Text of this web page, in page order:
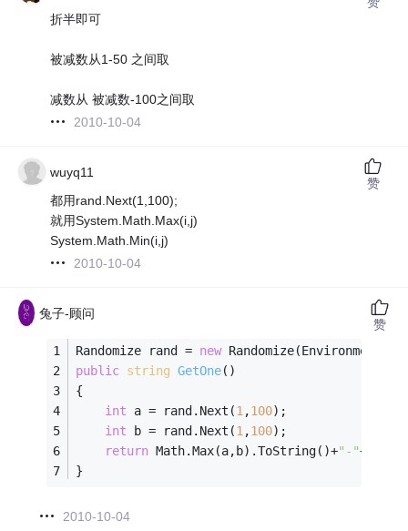
折半即可
被减数从1-50 之间取
减数从 被减数-100之间取
2010-10-04
wuyq11
都用rand.Next(1,100);
就用System.Math.Max(i,j)
System.Math.Min(i,j)
2010-10-04
赞
兔子-顾问
Randomize rand = new
public string GetOne()
{
int a = rand.Next(1 ,100);
int b = rand.Next(1 ,100);
return Math.Max(a,b).ToString()+"-"
}
2010-10-04
赞